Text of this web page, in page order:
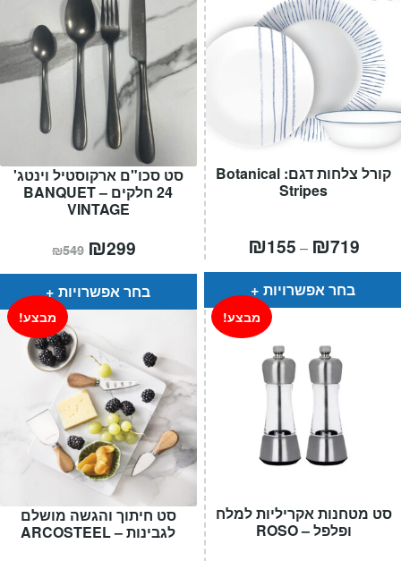
סט סכו"ם ארקוסטיל וינטג'
24 חלקים – BANQUET
VINTAGE
₪549 המחיר
המקורי
היה:
₪549.
₪299
הוא:
בחר אפשרויות
קורל צלחות דגם: Botanical
Stripes
₪155 – ₪719טווח
⁦₪155⁩
בחר אפשרויות
סט חיתוך והגשה מושלם
לגבינות – ARCOSTEEL
מבצע!
סט מטחנות אקריליות למלח
ופלפל – ROSO
מבצע!